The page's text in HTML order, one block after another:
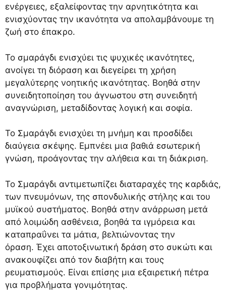
ενέργειες, εξαλείφοντας την αρνητικότητα και
ενισχύοντας την ικανότητα να απολαμβάνουμε τη
ζωή στο έπακρο.
Το σμαράγδι ενισχύει τις ψυχικές ικανότητες,
ανοίγει τη διόραση και διεγείρει τη χρήση
μεγαλύτερης νοητικής ικανότητας. Βοηθά στην
συνειδητοποίηση του άγνωστου στη συνειδητή
αναγνώριση, μεταδίδοντας λογική και σοφία.
Το Σμαράγδι ενισχύει τη μνήμη και προσδίδει
διαύγεια σκέψης. Εμπνέει μια βαθιά εσωτερική
γνώση, προάγοντας την αλήθεια και τη διάκριση.
Το Σμαράγδι αντιμετωπίζει διαταραχές της καρδιάς,
των πνευμόνων, της σπονδυλικής στήλης και του
μυϊκού συστήματος. Βοηθά στην ανάρρωση μετά
από λοιμώδη ασθένεια, βοηθά τα ιγμόρεια και
καταπραΰνει τα μάτια, βελτιώνοντας την
όραση. Έχει αποτοξινωτική δράση στο συκώτι και
ανακουφίζει από τον διαβήτη και τους
ρευματισμούς. Είναι επίσης μια εξαιρετική πέτρα
για προβλήματα γονιμότητας.